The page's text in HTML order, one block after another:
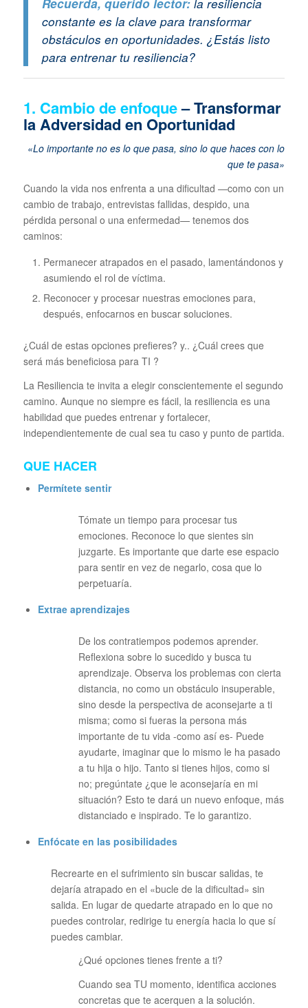
Recuerda, querido lector:la resiliencia
constante es la clave para transformar
obstáculos en oportunidades. ¿Estás listo
para entrenar tu resiliencia?
1. Cambio de enfoque– Transformar
la Adversidad en Oportunidad
«Lo importante no es lo que pasa, sino lo que haces con lo
que te pasa»
Cuando la vida nos enfrenta a una dificultad —como con un
cambio de trabajo, entrevistas fallidas, despido, una
pérdida personal o una enfermedad— tenemos dos
caminos:
Permanecer atrapados en el pasado, lamentándonos y
asumiendo el rol de víctima.
Reconocer y procesar nuestras emociones para,
después, enfocarnos en buscar soluciones.
¿Cuál de estas opciones prefieres? y.. ¿Cuál crees que
será más beneficiosa para TI ?
La Resiliencia te invita a elegir conscientemente el segundo
camino. Aunque no siempre es fácil, la resiliencia es una
habilidad que puedes entrenar y fortalecer,
independientemente de cual sea tu caso y punto de partida.
QUE HACER
Permítete sentir
Tómate un tiempo para procesar tus
emociones. Reconoce lo que sientes sin
juzgarte. Es importante que darte ese espacio
para sentir en vez de negarlo, cosa que lo
perpetuaría.
Extrae aprendizajes
De los contratiempos podemos aprender.
Reflexiona sobre lo sucedido y busca tu
aprendizaje. Observa los problemas con cierta
distancia, no como un obstáculo insuperable,
sino desde la perspectiva de aconsejarte a ti
misma; como si fueras la persona más
importante de tu vida -como así es- Puede
ayudarte, imaginar que lo mismo le ha pasado
a tu hija o hijo. Tanto si tienes hijos, como si
no; pregúntate ¿que le aconsejaría en mi
situación? Esto te dará un nuevo enfoque, más
distanciado e inspirado. Te lo garantizo.
Enfócate en las posibilidades
Recrearte en el sufrimiento sin buscar salidas, te
dejaría atrapado en el «bucle de la dificultad» sin
salida. En lugar de quedarte atrapado en lo que no
puedes controlar, redirige tu energía hacia lo que sí
puedes cambiar.
¿Qué opciones tienes frente a ti?
Cuando sea TU momento, identifica acciones
concretas que te acerquen a la solución.